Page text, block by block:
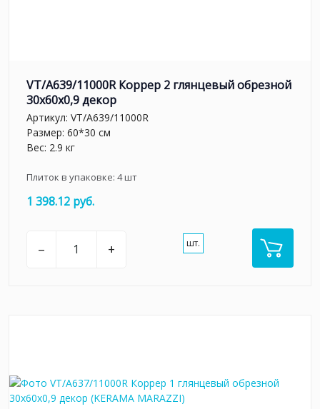
VT/A639/11000R Коррер 2 глянцевый обрезной
30x60x0,9 декор
Артикул: VT/A639/11000R
Размер: 60*30 см
Вес: 2.9 кг
Плиток в упаковке: 4шт
1 398.12 руб.
– + шт.